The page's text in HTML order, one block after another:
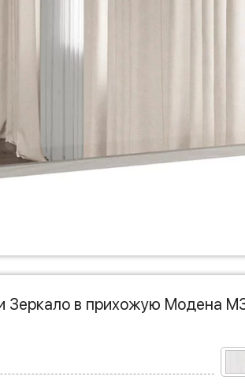
Зеркало в прихожую Модена